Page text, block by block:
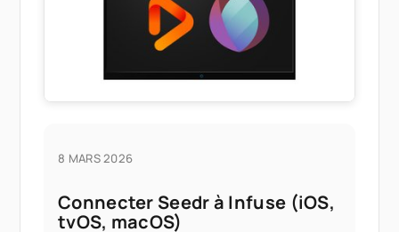
8 MARS 2026
Connecter Seedr à Infuse (iOS,
tvOS, macOS)